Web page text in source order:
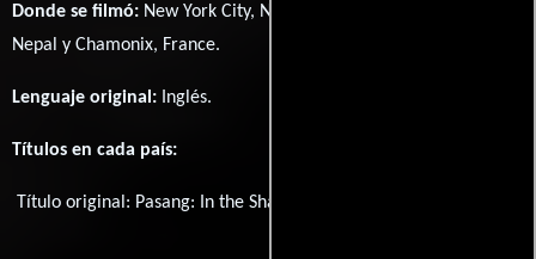
Donde se filmó: New York City, New York, USA, Kathmandu,
Nepal y Chamonix, France.
Lenguaje original: Inglés.
Títulos en cada país:
Título original: Pasang: In the Shadow of Everest